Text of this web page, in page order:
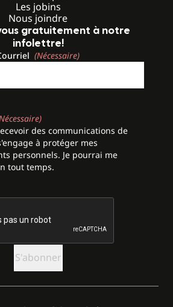
Les jobins
Nous joindre
gratuitement à notre
infolettre!
(Nécessaire)
des communications de
à protéger mes
personnels. Je pourrai me
tout temps.